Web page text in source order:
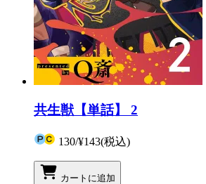
共生獣【単話】 2
130/¥143(税込)
カートに追加